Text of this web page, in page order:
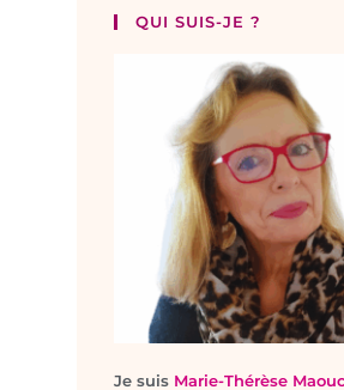
QUI SUIS-JE ?
Je suis Marie-Thérèse